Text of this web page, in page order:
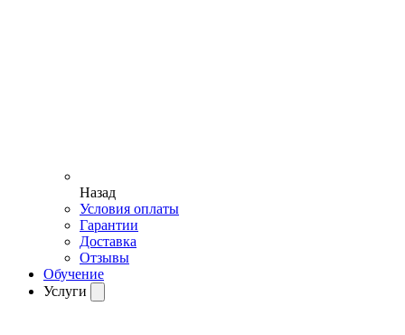
Назад
Условия оплаты
Гарантии
Доставка
Отзывы
Обучение
Услуги